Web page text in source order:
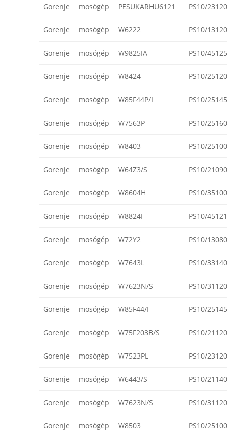
Gorenje mosógép PESUKARHU6121 PS10/23120
Gorenje mosógép W6222 PS10/13120
Gorenje mosógép W9825IA PS10/45125
Gorenje mosógép W8424 PS10/25120
Gorenje mosógép W85F44P/I PS10/25145
Gorenje mosógép W7563P PS10/25160
Gorenje mosógép W8403 PS10/25100
Gorenje mosógép W64Z3/S PS10/21090
Gorenje mosógép W8604H PS10/35100
Gorenje mosógép W8824I PS10/45121
Gorenje mosógép W72Y2 PS10/13080
Gorenje mosógép W7643L PS10/33140
Gorenje mosógép W7623N/S PS10/31120
Gorenje mosógép W85F44/I PS10/25145
Gorenje mosógép W75F203B/S PS10/21120
Gorenje mosógép W7523PL PS10/23120
Gorenje mosógép W6443/S PS10/21140
Gorenje mosógép W7623N/S PS10/31120
Gorenje mosógép W8503 PS10/25100